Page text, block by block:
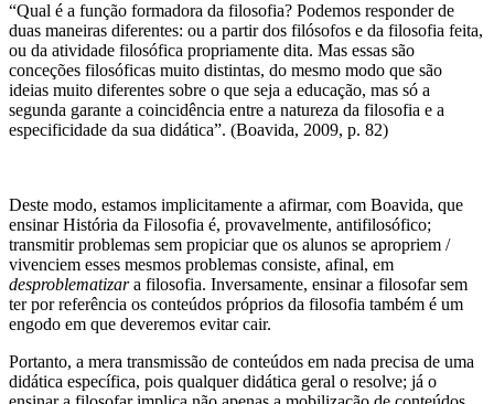
“Qual é a função formadora da filosofia? Podemos responder de
duas maneiras diferentes: ou a partir dos filósofos e da filosofia feita,
ou da atividade filosófica propriamente dita. Mas essas são
conceções filosóficas muito distintas, do mesmo modo que são
ideias muito diferentes sobre o que seja a educação, mas só a
segunda garante a coincidência entre a natureza da filosofia e a
especificidade da sua didática”. (Boavida, 2009, p. 82)
Deste modo, estamos implicitamente a afirmar, com Boavida, que
ensinar História da Filosofia é, provavelmente, antifilosófico;
transmitir problemas sem propiciar que os alunos se apropriem /
vivenciem esses mesmos problemas consiste, afinal, em
desproblematizara filosofia. Inversamente, ensinar a filosofar sem
ter por referência os conteúdos próprios da filosofia também é um
engodo em que deveremos evitar cair.
Portanto, a mera transmissão de conteúdos em nada precisa de uma
didática específica, pois qualquer didática geral o resolve; já o